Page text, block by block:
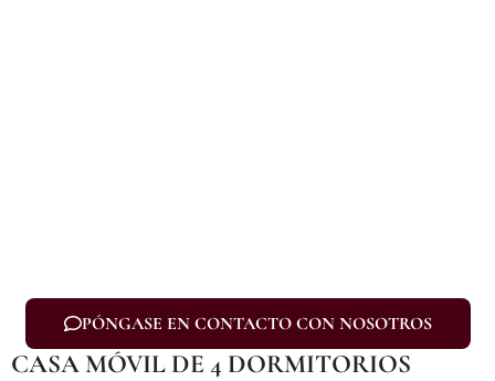
PÓNGASE EN CONTACTO CON NOSOTROS
CASA MÓVIL DE 4 DORMITORIOS